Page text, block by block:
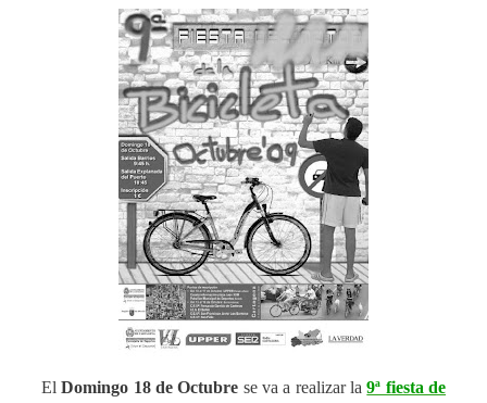
ElDomingo 18 de Octubre se va a realizar la9ª fiesta de